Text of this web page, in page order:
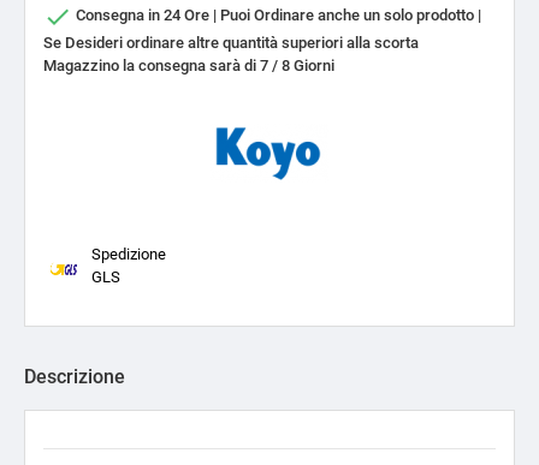
 Consegna in 24 Ore | Puoi Ordinare anche un solo prodotto |
Se Desideri ordinare altre quantità superiori alla scorta
Magazzino la consegna sarà di 7 / 8 Giorni
Spedizione
GLS
Descrizione